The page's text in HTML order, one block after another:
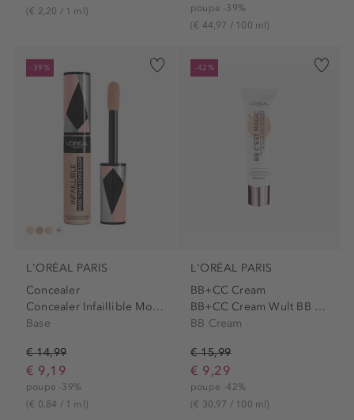
(€ 2,20 / 1 ml)
poupe -39%
(€ 44,97 / 100 ml)
-39%
L'ORÉAL PARIS
Concealer
Concealer Infaillible More...
Base
€ 14,99
€ 9,19
poupe -39%
(€ 0,84 / 1 ml)
-42%
L'ORÉAL PARIS
BB+CC Cream
BB+CC Cream Wult BB Cream
BB Cream
€ 15,99
€ 9,29
poupe -42%
(€ 30,97 / 100 ml)